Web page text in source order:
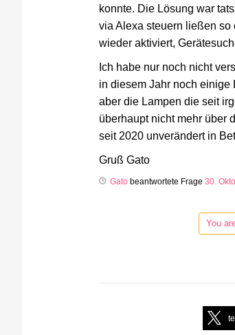
konnte. Die Lösung war
via Alexa steuern ließen so
wieder aktiviert,
Ich habe nur noch nicht
in diesem Jahr noch einige
aber die Lampen die seit
überhaupt nicht mehr über
seit 2020 unverändert in
Gruß Gato
Gato beantwortete Frage 30.
You